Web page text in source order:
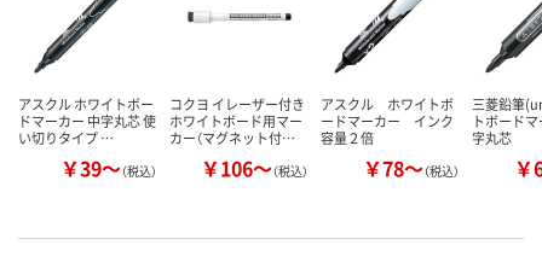
アスクル ホワイトボー
ドマーカー 中字丸芯 使
い切りタイプ …
￥39～（税込）
コクヨ イレーザー付き
ホワイトボード用マー
カー（マグネット付…
￥106～（税込）
アスクル ホワイトボ
ードマーカー インク
容量２倍
￥78～（税込）
三菱鉛筆
トボード
字丸芯
￥